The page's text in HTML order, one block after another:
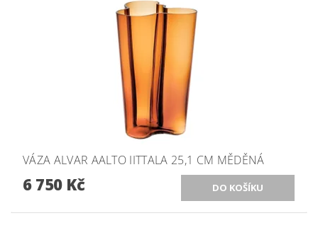
VÁZA ALVAR AALTO IITTALA 25,1 CM MĚDĚNÁ
6 750 Kč